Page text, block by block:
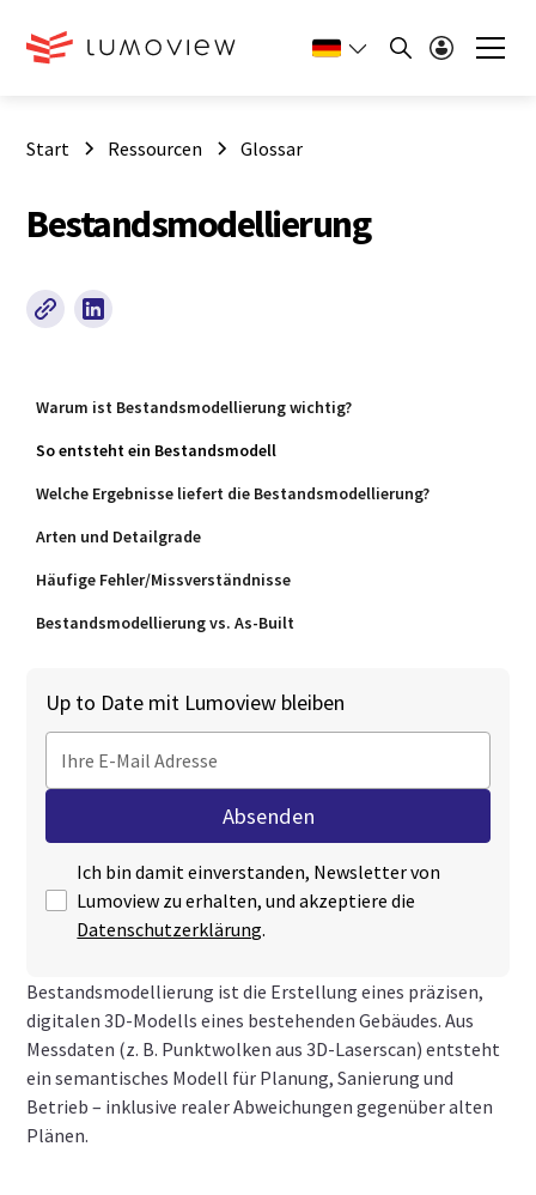
Start Ressourcen Glossar
Bestandsmodellierung
Bestandsmodellierung ist die Erstellung eines präzisen,
digitalen 3D‑Modells eines bestehenden Gebäudes. Aus
Messdaten (z. B. Punktwolken aus 3D-Laserscan) entsteht
ein semantisches Modell für Planung, Sanierung und
Betrieb – inklusive realer Abweichungen gegenüber alten
Plänen.
Warum ist Bestandsmodellierung wichtig?
So entsteht ein Bestandsmodell
Welche Ergebnisse liefert die Bestandsmodellierung?
Arten und Detailgrade
Häufige Fehler/Missverständnisse
Bestandsmodellierung vs. As‑Built
Up to Date mit Lumoview bleiben
Ich bin damit einverstanden, Newsletter von
Lumoview zu erhalten, und akzeptiere die
Datenschutzerklärung.